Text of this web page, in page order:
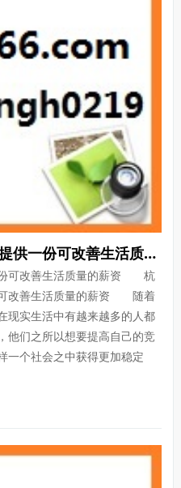
杭州夜总会招聘会尽可能提供一份可改善生活质量的薪资
份可改善生活质量的薪资 杭
可改善生活质量的薪资 随着
现实生活中有越来越多的人都
他们之所以想要提高自己的竞
一个社会之中获得更加稳定